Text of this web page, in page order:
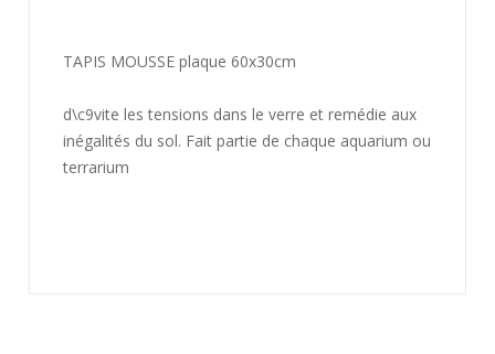
TAPIS MOUSSE plaque 60x30cm
d\c9vite les tensions dans le verre et remédie aux
inégalités du sol. Fait partie de chaque aquarium ou
terrarium